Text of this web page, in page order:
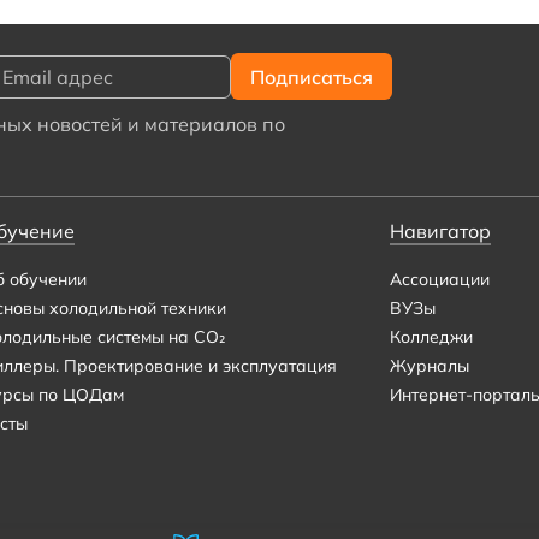
новостей и материалов по
обучении
холодильной техники
системы на CO₂
Проектирование и эксплуатация
по ЦОДам
Навигатор
Ассоциации
ВУЗы
Колледжи
Журналы
Интернет-